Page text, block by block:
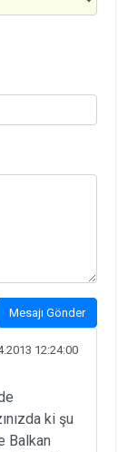
Mesajı Gönder
12:24:00
ki şu
Balkan